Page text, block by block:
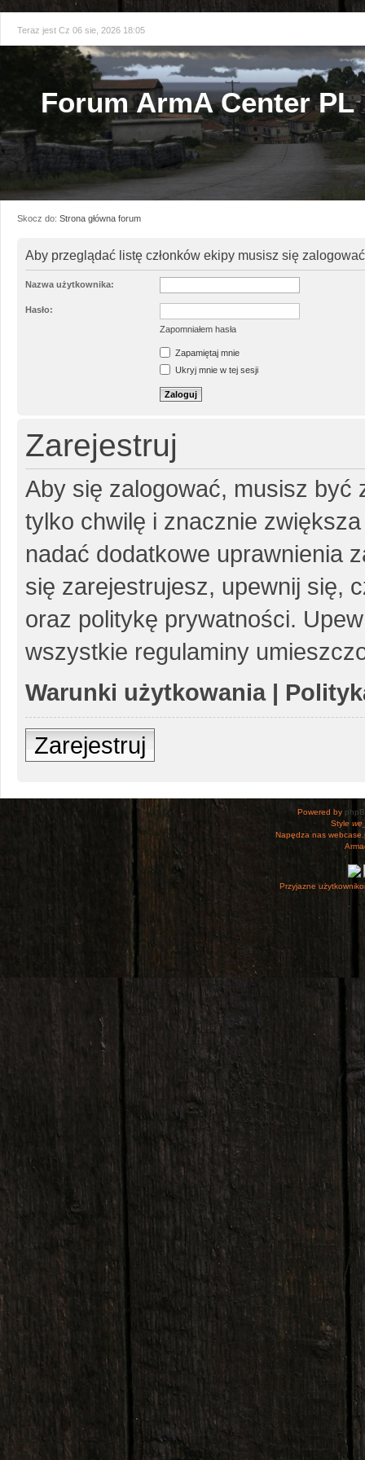
Teraz jest Cz 06 sie, 2026 18:05
Forum ArmA Center PL
Skocz do: Strona główna forum
Aby przeglądać listę członków ekipy musisz się
Nazwa użytkownika:
Hasło:
Zapomniałem hasła
Zapamiętaj mnie
Ukryj mnie w tej sesji
Zarejestruj
Aby się zalogować, musisz być
tylko chwilę i znacznie
nadać dodatkowe uprawnienia
się zarejestrujesz, upewnij się,
oraz politykę prywatności.
wszystkie regulaminy
Warunki użytkowania|
Zarejestruj
Powered by
Style
Napędza nas
Przyjazne